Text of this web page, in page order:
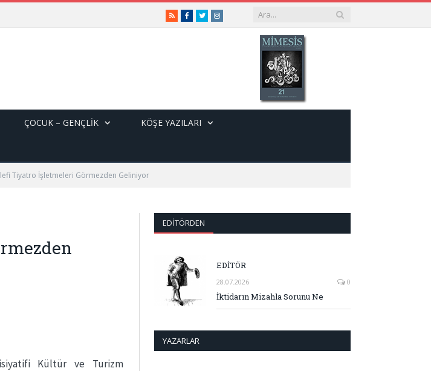
RSSFacebook
TwitterInstagram
ÇOCUK – GENÇLIK KÖŞE YAZILARI
Tiyatro İşletmeleri Görmezden Geliniyor
Kültür ve Turizm
EDITÖRDEN
EDİTÖR
28.07.2026 0
İktidarın Mizahla Sorunu Ne
YAZARLAR